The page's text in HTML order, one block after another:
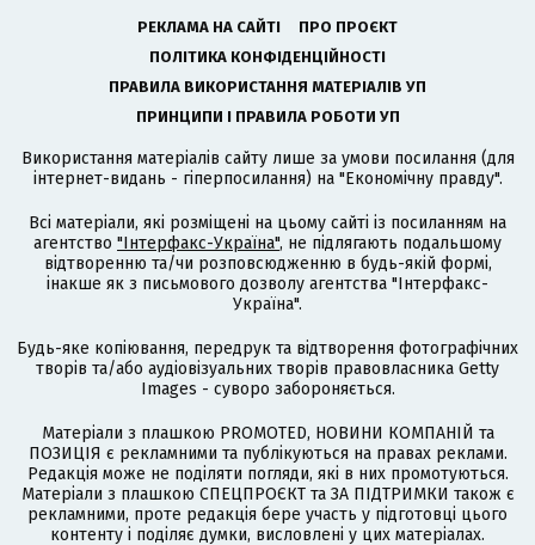
РЕКЛАМА НА САЙТІ
ПРО ПРОЄКТ
ПОЛІТИКА КОНФІДЕНЦІЙНОСТІ
ПРАВИЛА ВИКОРИСТАННЯ МАТЕРІАЛІВ УП
ПРИНЦИПИ І ПРАВИЛА РОБОТИ УП
Використання матеріалів сайту лише за умови посилання (для
інтернет-видань - гіперпосилання) на "Економічну правду".
Всі матеріали, які розміщені на цьому сайті із посиланням на
агентство "Інтерфакс-Україна", не підлягають подальшому
відтворенню та/чи розповсюдженню в будь-якій формі,
інакше як з письмового дозволу агентства "Інтерфакс-
Україна".
Будь-яке копіювання, передрук та відтворення фотографічних
творів та/або аудіовізуальних творів правовласника Getty
Images - суворо забороняється.
Матеріали з плашкою PROMOTED, НОВИНИ КОМПАНІЙ та
ПОЗИЦІЯ є рекламними та публікуються на правах реклами.
Редакція може не поділяти погляди, які в них промотуються.
Матеріали з плашкою СПЕЦПРОЄКТ та ЗА ПІДТРИМКИ також є
рекламними, проте редакція бере участь у підготовці цього
контенту і поділяє думки, висловлені у цих матеріалах.